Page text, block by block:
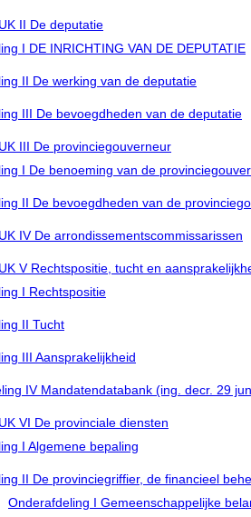
II De deputatie
I DE INRICHTING VAN DE DEPUTATIE
II De werking van de deputatie
III De bevoegdheden van de deputatie
III De provinciegouverneur
I De benoeming van de
II De bevoegdheden van de
IV De arrondissementscommissarissen
V Rechtspositie, tucht en
I Rechtspositie
II Tucht
III Aansprakelijkheid
IV Mandatendatabank (ing. decr. 29
VI De provinciale diensten
I Algemene bepaling
II De provinciegriffier, de financieel
Onderafdeling I Gemeenschappelijke